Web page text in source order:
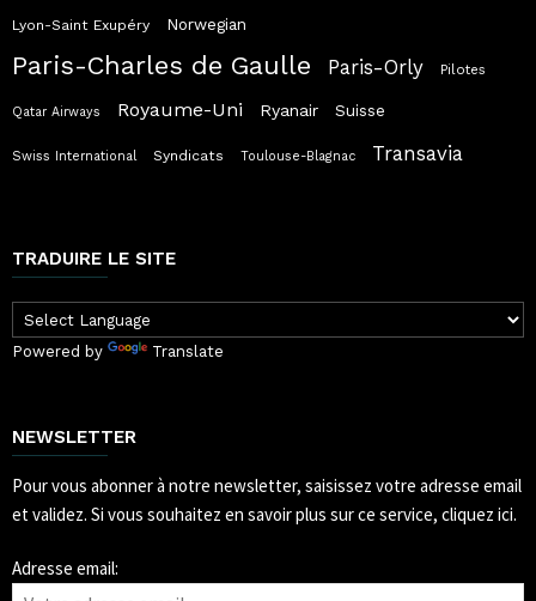
Lyon-Saint Exupéry Norwegian
Paris-Charles de Gaulle Paris-Orly Pilotes
Qatar Airways Royaume-Uni Ryanair Suisse
Swiss International Syndicats Toulouse-Blagnac Transavia
TRADUIRE LE SITE
Powered by Translate
NEWSLETTER
Pour vous abonner à notre newsletter, saisissez votre adresse email
et validez. Si vous souhaitez en savoir plus sur ce service, cliquez ici.
Adresse email: